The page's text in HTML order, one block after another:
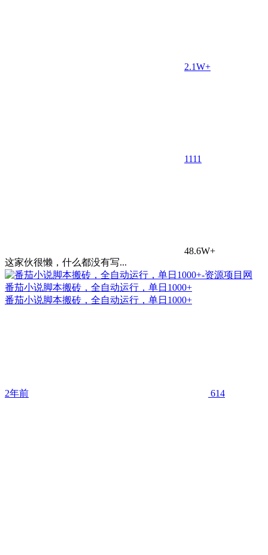
2.1W+
1111
48.6W+
这家伙很懒，什么都没有写...
番茄小说脚本搬砖，全自动运行，单日1000+
番茄小说脚本搬砖，全自动运行，单日1000+
2年前 614